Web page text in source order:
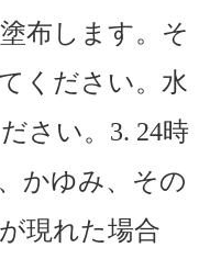
布します。そ
ください。水
さい。3. 24時
かゆみ、その
現れた場合